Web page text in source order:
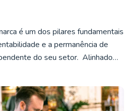
é um dos pilares fundamentais
e a permanência de
do seu setor. Alinhado…